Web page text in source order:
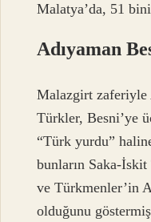
Malatya’da, 51
Adıyaman
Malazgirt zaferiyle
Türkler, Besni’ye
“Türk yurdu”
bunların Saka-
ve Türkmenler’in
olduğunu